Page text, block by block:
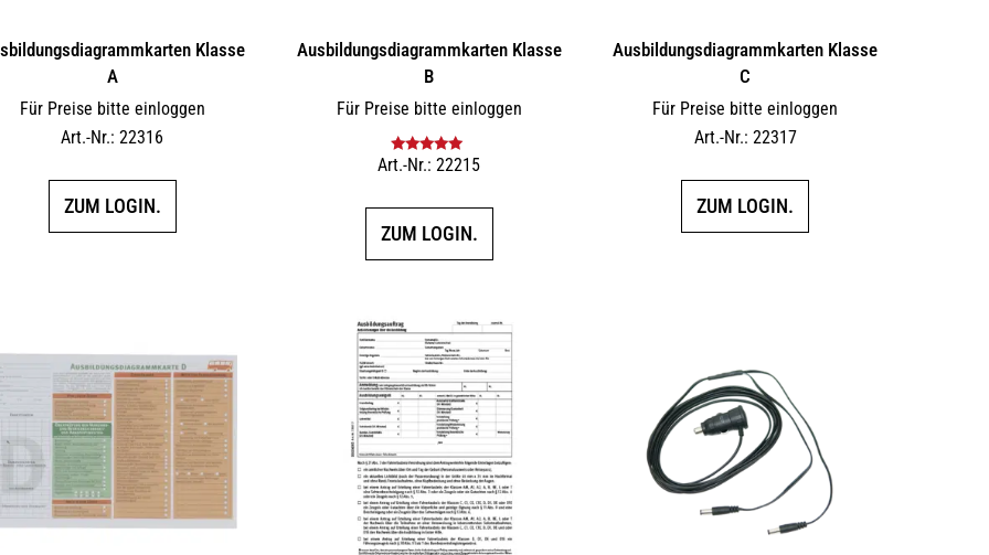
Klasse
A
Für Preise bitte einloggen
Art.-Nr.: 22316
ZUM LOGIN.
Ausbildungs­dia­gramm­karten Klasse
B
Für Preise bitte einloggen
Bewertet mit
Art.-Nr.: 22215
ZUM LOGIN.
Ausbildungs­dia­gramm­karten Klasse
C
Für Preise bitte einloggen
Art.-Nr.: 22317
ZUM LOGIN.